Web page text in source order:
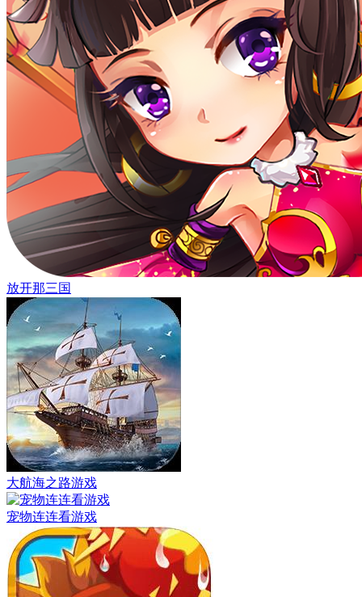
放开那三国
大航海之路游戏
宠物连连看游戏